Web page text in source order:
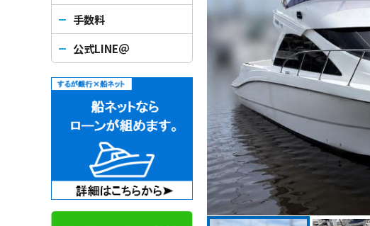
手数料
公式LINE＠